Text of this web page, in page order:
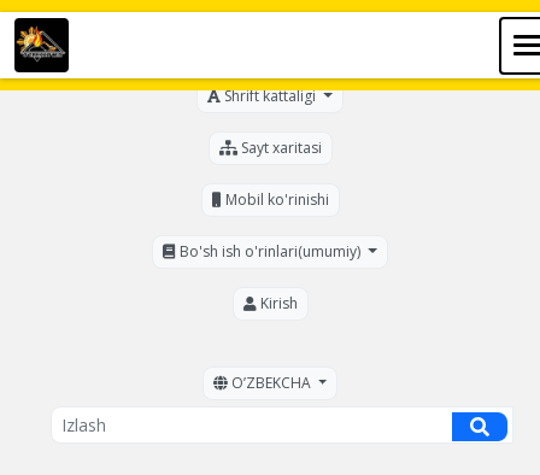
Shrift kattaligi
Sayt xaritasi
Mobil ko'rinishi
Bo'sh ish o'rinlari(umumiy)
Kirish
OʼZBEKCHA